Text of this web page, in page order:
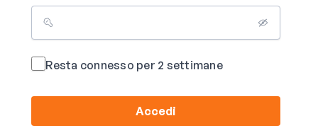
Resta connesso per 2 settimane
Accedi